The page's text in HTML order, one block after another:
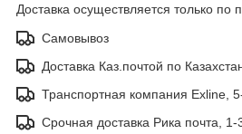
Доставка осуществляется только по
Самовывоз
Доставка Каз.почтой по
Транспортная компания Exline,
Срочная доставка Рика почта,